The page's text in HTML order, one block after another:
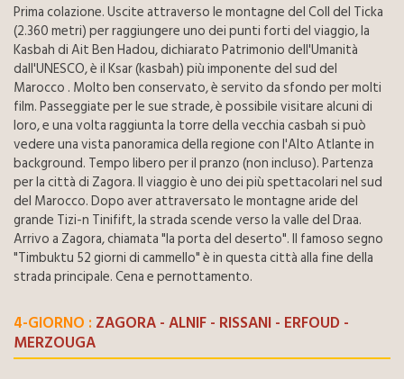
Prima colazione. Uscite attraverso le montagne del Coll del Ticka
(2.360 metri) per raggiungere uno dei punti forti del viaggio, la
Kasbah di Ait Ben Hadou, dichiarato Patrimonio dell'Umanità
dall'UNESCO, è il Ksar (kasbah) più imponente del sud del
Marocco . Molto ben conservato, è servito da sfondo per molti
film. Passeggiate per le sue strade, è possibile visitare alcuni di
loro, e una volta raggiunta la torre della vecchia casbah si può
vedere una vista panoramica della regione con l'Alto Atlante in
background. Tempo libero per il pranzo (non incluso). Partenza
per la città di Zagora. Il viaggio è uno dei più spettacolari nel sud
del Marocco. Dopo aver attraversato le montagne aride del
grande Tizi-n Tinifift, la strada scende verso la valle del Draa.
Arrivo a Zagora, chiamata "la porta del deserto". Il famoso segno
"Timbuktu 52 giorni di cammello" è in questa città alla fine della
strada principale. Cena e pernottamento.
4-GIORNO : ZAGORA - ALNIF - RISSANI - ERFOUD -
MERZOUGA